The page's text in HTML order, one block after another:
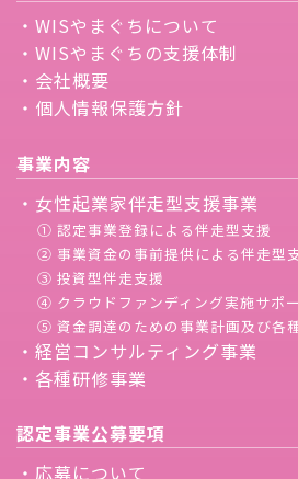
・WISやまぐちについて
・WISやまぐちの支援体制
・会社概要
・個人情報保護方針
事業内容
・女性起業家伴走型支援事業
① 認定事業登録による伴走型支援
② 事業資金の事前提供による伴走型
③ 投資型伴走支援
④ クラウドファンディング実施サポ
⑤ 資金調達のための事業計画及び各
・経営コンサルティング事業
・各種研修事業
認定事業公募要項
・応募について